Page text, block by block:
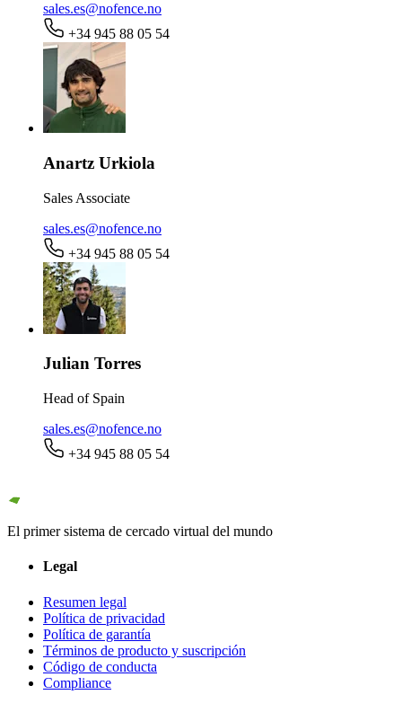
sales.es@nofence.no
+34 945 88 05 54
Anartz Urkiola
Sales Associate
sales.es@nofence.no
+34 945 88 05 54
Julian Torres
Head of Spain
sales.es@nofence.no
+34 945 88 05 54
El primer sistema de cercado virtual del mundo
Legal
Resumen legal
Política de privacidad
Política de garantía
Términos de producto y suscripción
Código de conducta
Compliance